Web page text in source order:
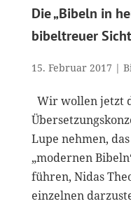
Die „Bibeln in
bibeltreuer Sicht
15. Februar 2017 |
Wir wollen jetzt
Lupe nehmen,
„modernen
führen, Nidas
einzelnen